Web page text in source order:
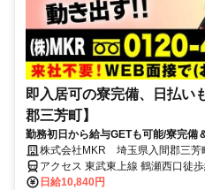
即入居可の寮完備、日払い
郡三芳町】
勤務初日から給与GETも可能/寮完備
可！働きたい気持ちを応援します★
株式会社MKR 埼玉県入間郡三芳
アクセス 東武東上線 鶴瀬西口徒
徒歩約30分、東武東上線 ふじみ
日給10,840円